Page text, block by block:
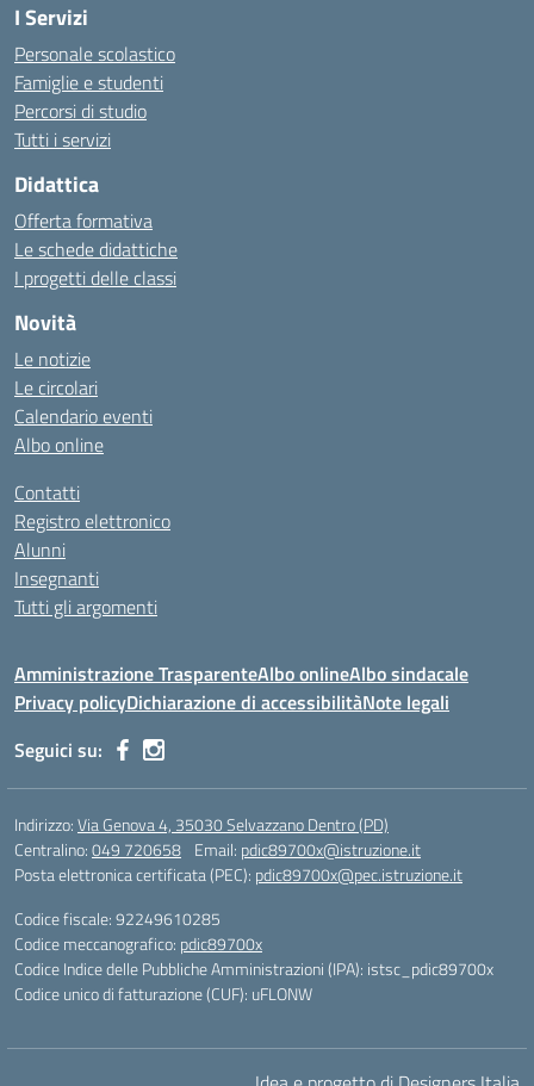
I Servizi
Personale scolastico
Famiglie e studenti
Percorsi di studio
Tutti i servizi
Didattica
Offerta formativa
Le schede didattiche
I progetti delle classi
Novità
Le notizie
Le circolari
Calendario eventi
Albo online
Contatti
Registro elettronico
Alunni
Insegnanti
Tutti gli argomenti
Amministrazione TrasparenteAlbo onlineAlbo sindacale
Privacy policyDichiarazione di accessibilitàNote legali
Seguici su:
Indirizzo:Via Genova 4, 35030 Selvazzano Dentro (PD)
Centralino:049 720658 Email: pdic89700x@istruzione.it
Posta elettronica certificata (PEC): pdic89700x@pec.istruzione.it
Codice fiscale: 92249610285
Codice meccanografico: pdic89700x
Codice Indice delle Pubbliche Amministrazioni (IPA): istsc_pdic89700x
Codice unico di fatturazione (CUF): uFLONW